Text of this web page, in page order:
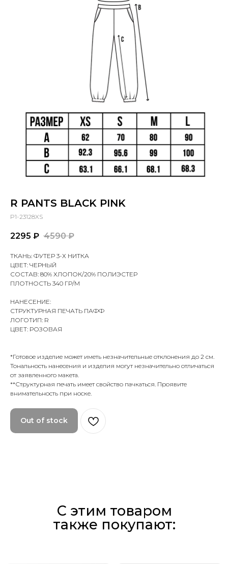
R PANTS BLACK PINK
P1-23128XS
2295 ₽ 4590 ₽
ТКАНЬ: ФУТЕР 3-Х НИТКА
ЦВЕТ: ЧЕРНЫЙ
СОСТАВ: 80% ХЛОПОК/20% ПОЛИЭСТЕР
ПЛОТНОСТЬ 340 ГР/М
НАНЕСЕНИЕ:
СТРУКТУРНАЯ ПЕЧАТЬ ПАФФ
ЛОГОТИП: R
ЦВЕТ: РОЗОВАЯ
*Готовое изделие может иметь незначительные отклонения до 2 см.
Тональность нанесения и изделия могут незначительно отличаться
от заявленного макета.
**Структурная печать имеет свойство пачкаться. Проявите
внимательность при носке.
Out of stock
С этим товаром
также покупают: